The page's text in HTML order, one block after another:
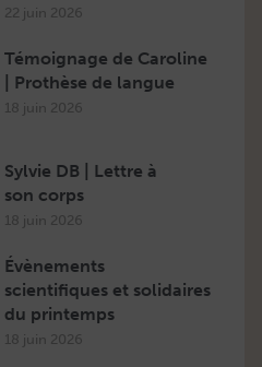
22 juin 2026
Témoignage de Caroline
| Prothèse de langue
18 juin 2026
Sylvie DB | Lettre à
son corps
18 juin 2026
Évènements
scientifiques et solidaires
du printemps
18 juin 2026